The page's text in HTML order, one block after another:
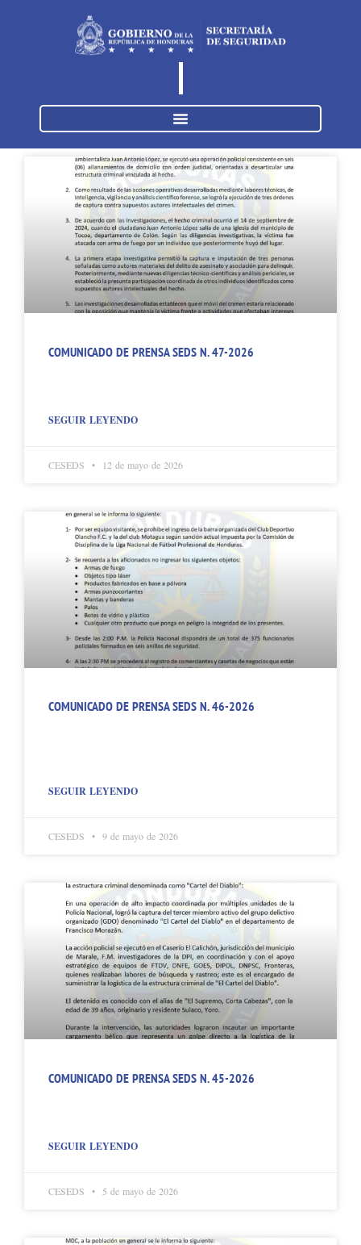
COMUNICADO DE PRENSA SEDS N. 47-2026
SEGUIR LEYENDO
CESEDS 12 de mayo de 2026
COMUNICADO DE PRENSA SEDS N. 46-2026
SEGUIR LEYENDO
CESEDS 9 de mayo de 2026
COMUNICADO DE PRENSA SEDS N. 45-2026
SEGUIR LEYENDO
CESEDS 5 de mayo de 2026